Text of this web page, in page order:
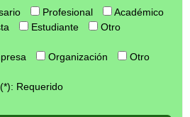
Profesional
Académico
Estudiante Otro
Organización Otro
(*): Requerido